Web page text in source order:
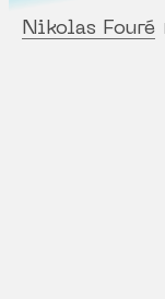
Nikolas Fouré